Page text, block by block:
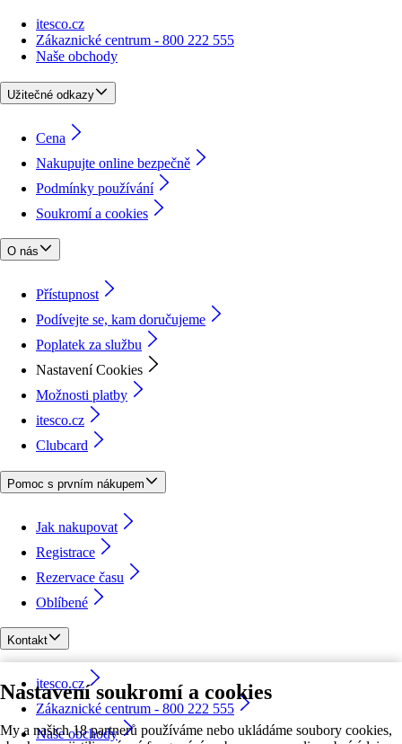
Nastavení soukromí a cookies
My a našich 18 partnerů používáme nebo ukládáme soubory cookies,
itesco.cz
Zákaznické centrum - 800 222 555
Naše obchody
Užitečné odkazy
Cena
Nakupujte online bezpečně
Podmínky používání
Soukromí a cookies
O nás
Přístupnost
Podívejte se, kam doručujeme
Poplatek za službu
Nastavení Cookies
Možnosti platby
itesco.cz
Clubcard
Pomoc s prvním nákupem
Jak nakupovat
Registrace
Rezervace času
Oblíbené
Kontakt
itesco.cz
Zákaznické centrum - 800 222 555
Naše obchody